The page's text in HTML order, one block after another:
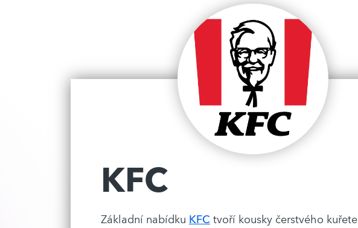
KFC
Základní nabídku KFC tvoří kousky čerstvého kuřete